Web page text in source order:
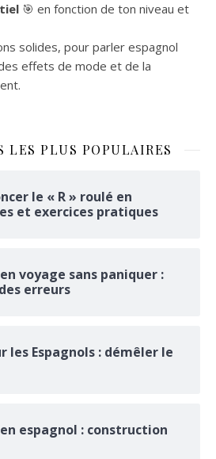
🎯 en fonction de ton niveau et
solides, pour parler espagnol
effets de mode et de la
LES PLUS POPULAIRES
le « R » roulé en
et exercices pratiques
voyage sans paniquer :
erreurs
les Espagnols : démêler le
espagnol : construction